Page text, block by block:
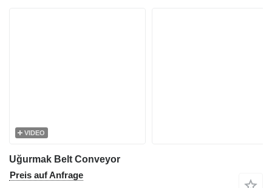
VIDEO
Uğurmak Belt Conveyor
Preis auf Anfrage